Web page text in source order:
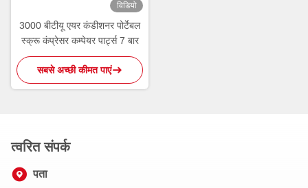
विडियो
3000 बीटीयू एयर कंडीशनर पोर्टेबल
स्क्रू कंप्रेसर कम्पेयर पार्ट्स 7 बार
सबसे अच्छी कीमत पाएं
त्वरित संपर्क
पता